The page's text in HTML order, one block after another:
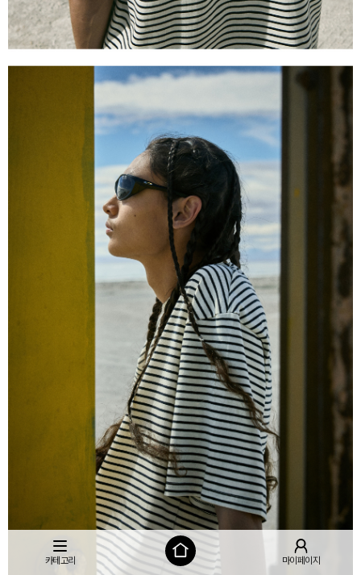
카테고리 마이페이지